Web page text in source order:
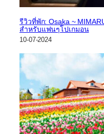
รีวิวที่พัก: Osaka ~
สำหรับแฟนๆโปเกมอน
10-07-2024